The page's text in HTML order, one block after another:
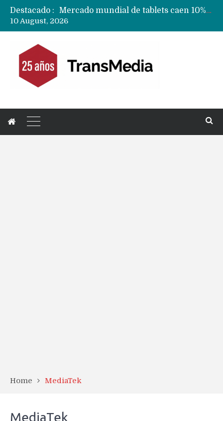
Destacado :
Fabricantes suben precios de teléfonos y ganan más dinero en un mercado donde Xiaomi alerta por no mejorar ventas
10 August, 2026
Home MediaTek
MediaTek